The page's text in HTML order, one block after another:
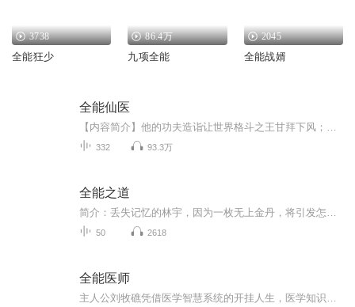
3738
全能狂少
86.4万
九项全能
2045
全能战婿
全能仙医
332 93.3万
全能之道
50 2618
全能医师